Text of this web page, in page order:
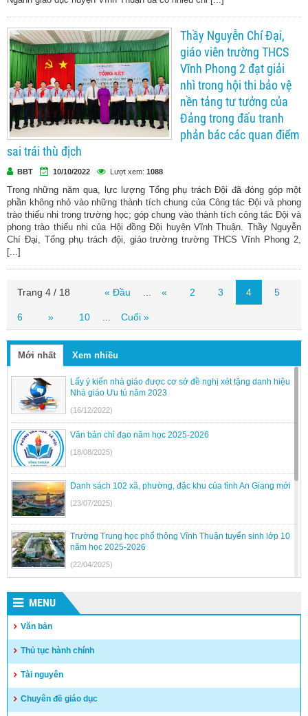
Thầy Nguyễn Chí Đại,
giáo viên trường THCS
Vĩnh Phong 2 đạt giải
nhì trong hội thi bảo vệ
nền tảng tư tưởng của
Đảng trong đấu tranh
phản bác các quan điểm
sai trái thù địch
BBT 10/10/2022 Lượt xem: 1088
Trong những năm qua, lực lượng Tổng phụ trách Đội đã đóng góp một
phần không nhỏ vào những thành tích chung của Công tác Đội và phong
trào thiếu nhi trong trường học; góp chung vào thành tích công tác Đội và
phong trào thiếu nhi của Hội đồng Đội huyện Vĩnh Thuận. Thầy Nguyễn
Chí Đại, Tổng phụ trách đội, giáo trường trường THCS Vĩnh Phong 2,
[...]
Trang 4 / 18 « Đầu ... « 2 3 4 5
6 » 10 ... Cuối »
Mới nhất Xem nhiều
Lấy ý kiến nhà giáo được cơ sở đề nghị xét tặng danh hiệu
Nhà giáo Ưu tú năm 2023
(16/12/2022)
Văn bản chỉ đạo năm học 2025-2026
(18/08/2025)
Danh sách 102 xã, phường, đặc khu của tỉnh An Giang mới
(23/07/2025)
Trường Trung học phổ thông Vĩnh Thuận tuyển sinh lớp 10
năm học 2025-2026
(22/04/2025)
địa bàn tỉnh Kiên Giang
(17/04/2025)
Hướng dẫn tuyển sinh vào lớp 10 trung học phổ thông và
trung học phổ thông chuyên năm học 2025-2026
Kết quả kỳ tuyển dụng viên chức năm 2024 – huyện Vĩnh
Thuận
MENU
Văn bản
Thủ tục hành chính
Tài nguyên
Chuyên đề giáo dục